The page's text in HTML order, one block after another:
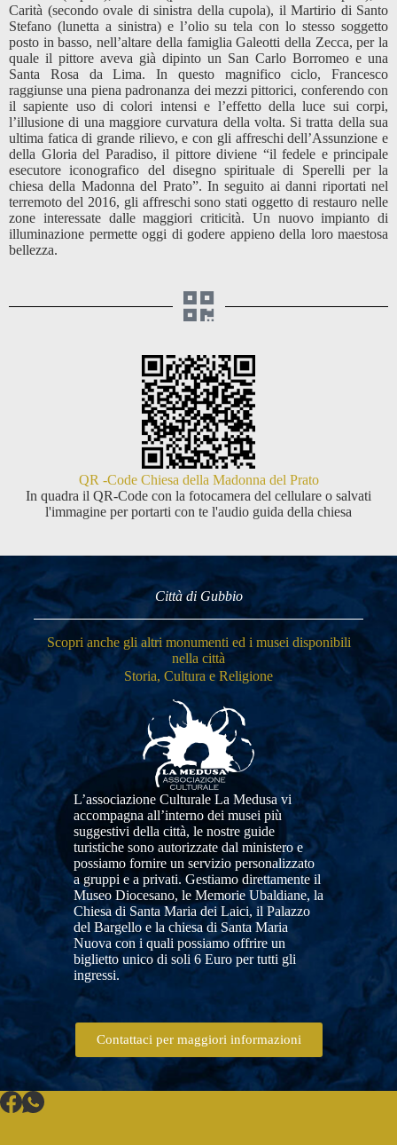
Carità (secondo ovale di sinistra della cupola), il Martirio di Santo
Stefano (lunetta a sinistra) e l’olio su tela con lo stesso soggetto
posto in basso, nell’altare della famiglia Galeotti della Zecca, per la
quale il pittore aveva già dipinto un San Carlo Borromeo e una
Santa Rosa da Lima. In questo magnifico ciclo, Francesco
raggiunse una piena padronanza dei mezzi pittorici, conferendo con
il sapiente uso di colori intensi e l’effetto della luce sui corpi,
l’illusione di una maggiore curvatura della volta. Si tratta della sua
ultima fatica di grande rilievo, e con gli affreschi dell’Assunzione e
della Gloria del Paradiso, il pittore diviene “il fedele e principale
esecutore iconografico del disegno spirituale di Sperelli per la
chiesa della Madonna del Prato”. In seguito ai danni riportati nel
terremoto del 2016, gli affreschi sono stati oggetto di restauro nelle
zone interessate dalle maggiori criticità. Un nuovo impianto di
illuminazione permette oggi di godere appieno della loro maestosa
bellezza.
QR -Code Chiesa della Madonna del Prato
In quadra il QR-Code con la fotocamera del cellulare o salvati
l'immagine per portarti con te l'audio guida della chiesa
Città di Gubbio
Scopri anche gli altri monumenti ed i musei disponibili
nella città
Storia, Cultura e Religione
L’associazione Culturale La Medusa vi
accompagna all’interno dei musei più
suggestivi della città, le nostre guide
turistiche sono autorizzate dal ministero e
possiamo fornire un servizio personalizzato
a gruppi e a privati. Gestiamo direttamente il
Museo Diocesano, le Memorie Ubaldiane, la
Chiesa di Santa Maria dei Laici, il Palazzo
del Bargello e la chiesa di Santa Maria
Nuova con i quali possiamo offrire un
biglietto unico di soli 6 Euro per tutti gli
ingressi.
Contattaci per maggiori informazioni